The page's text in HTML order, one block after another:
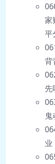
家
平
背
先
业